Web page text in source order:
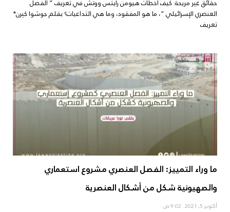
حقائق غير مريحة: كيف أخطأت هيومن رايتس ووتش في تعريف ” الفصل
العنصري الإسرائيلي “، ما هو المفقود، وما هي التداعيات؟ بقلم جوشوا كيرن*
تعريف
ما وراء التمييز: الفصل العنصري مشروع استعماري
والصهيونية شكل من أشكال العنصرية
أكتوبر 5, 2021